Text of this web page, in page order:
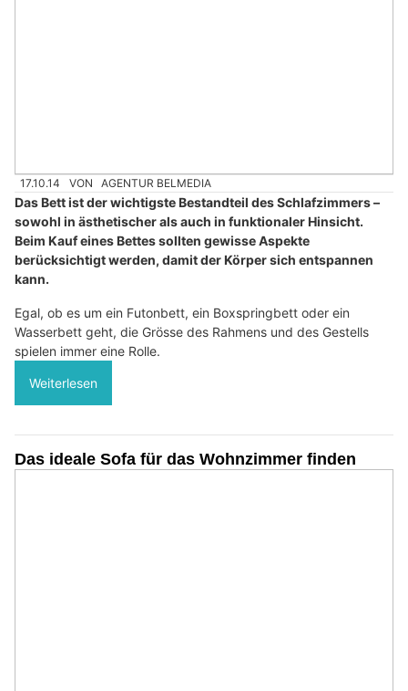
17.10.14 VON AGENTUR BELMEDIA
Das Bett ist der wichtigste Bestandteil des Schlafzimmers –
sowohl in ästhetischer als auch in funktionaler Hinsicht.
Beim Kauf eines Bettes sollten gewisse Aspekte
berücksichtigt werden, damit der Körper sich entspannen
kann.
Egal, ob es um ein Futonbett, ein Boxspringbett oder ein
Wasserbett geht, die Grösse des Rahmens und des Gestells
spielen immer eine Rolle.
Weiterlesen
Das ideale Sofa für das Wohnzimmer finden